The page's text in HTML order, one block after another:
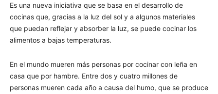
Es una nueva iniciativa que se basa en el desarrollo de
cocinas que, gracias a la luz del sol y a algunos materiales
que puedan reflejar y absorber la luz, se puede cocinar los
alimentos a bajas temperaturas.
En el mundo mueren más personas por cocinar con leña en
casa que por hambre. Entre dos y cuatro millones de
personas mueren cada año a causa del humo, que se produce